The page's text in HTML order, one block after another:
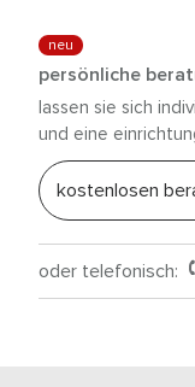
neu
persönliche
lassen sie sich
und eine
kostenlosen
oder telefonisch: